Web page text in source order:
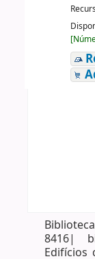
[
8416|
Edifícios